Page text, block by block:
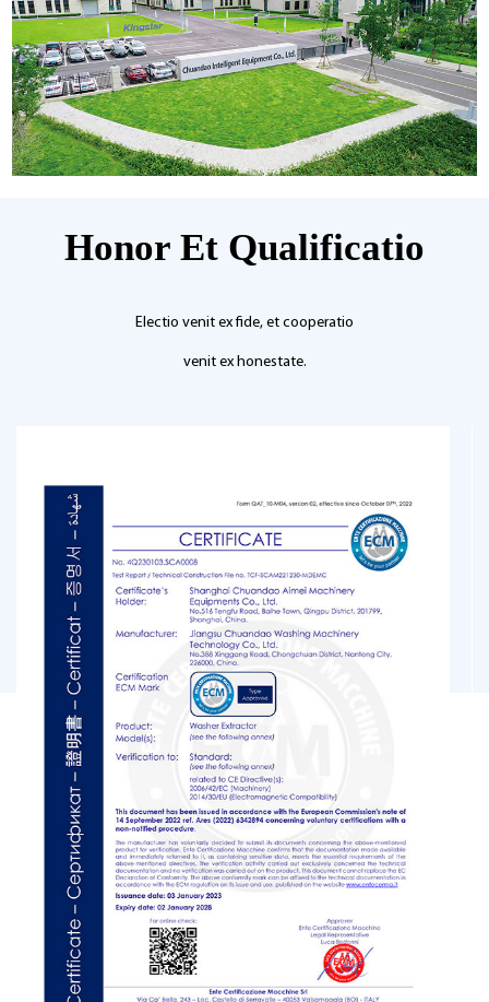
Honor Et Qualificatio
Electio venit ex fide, et cooperatio
venit ex honestate.